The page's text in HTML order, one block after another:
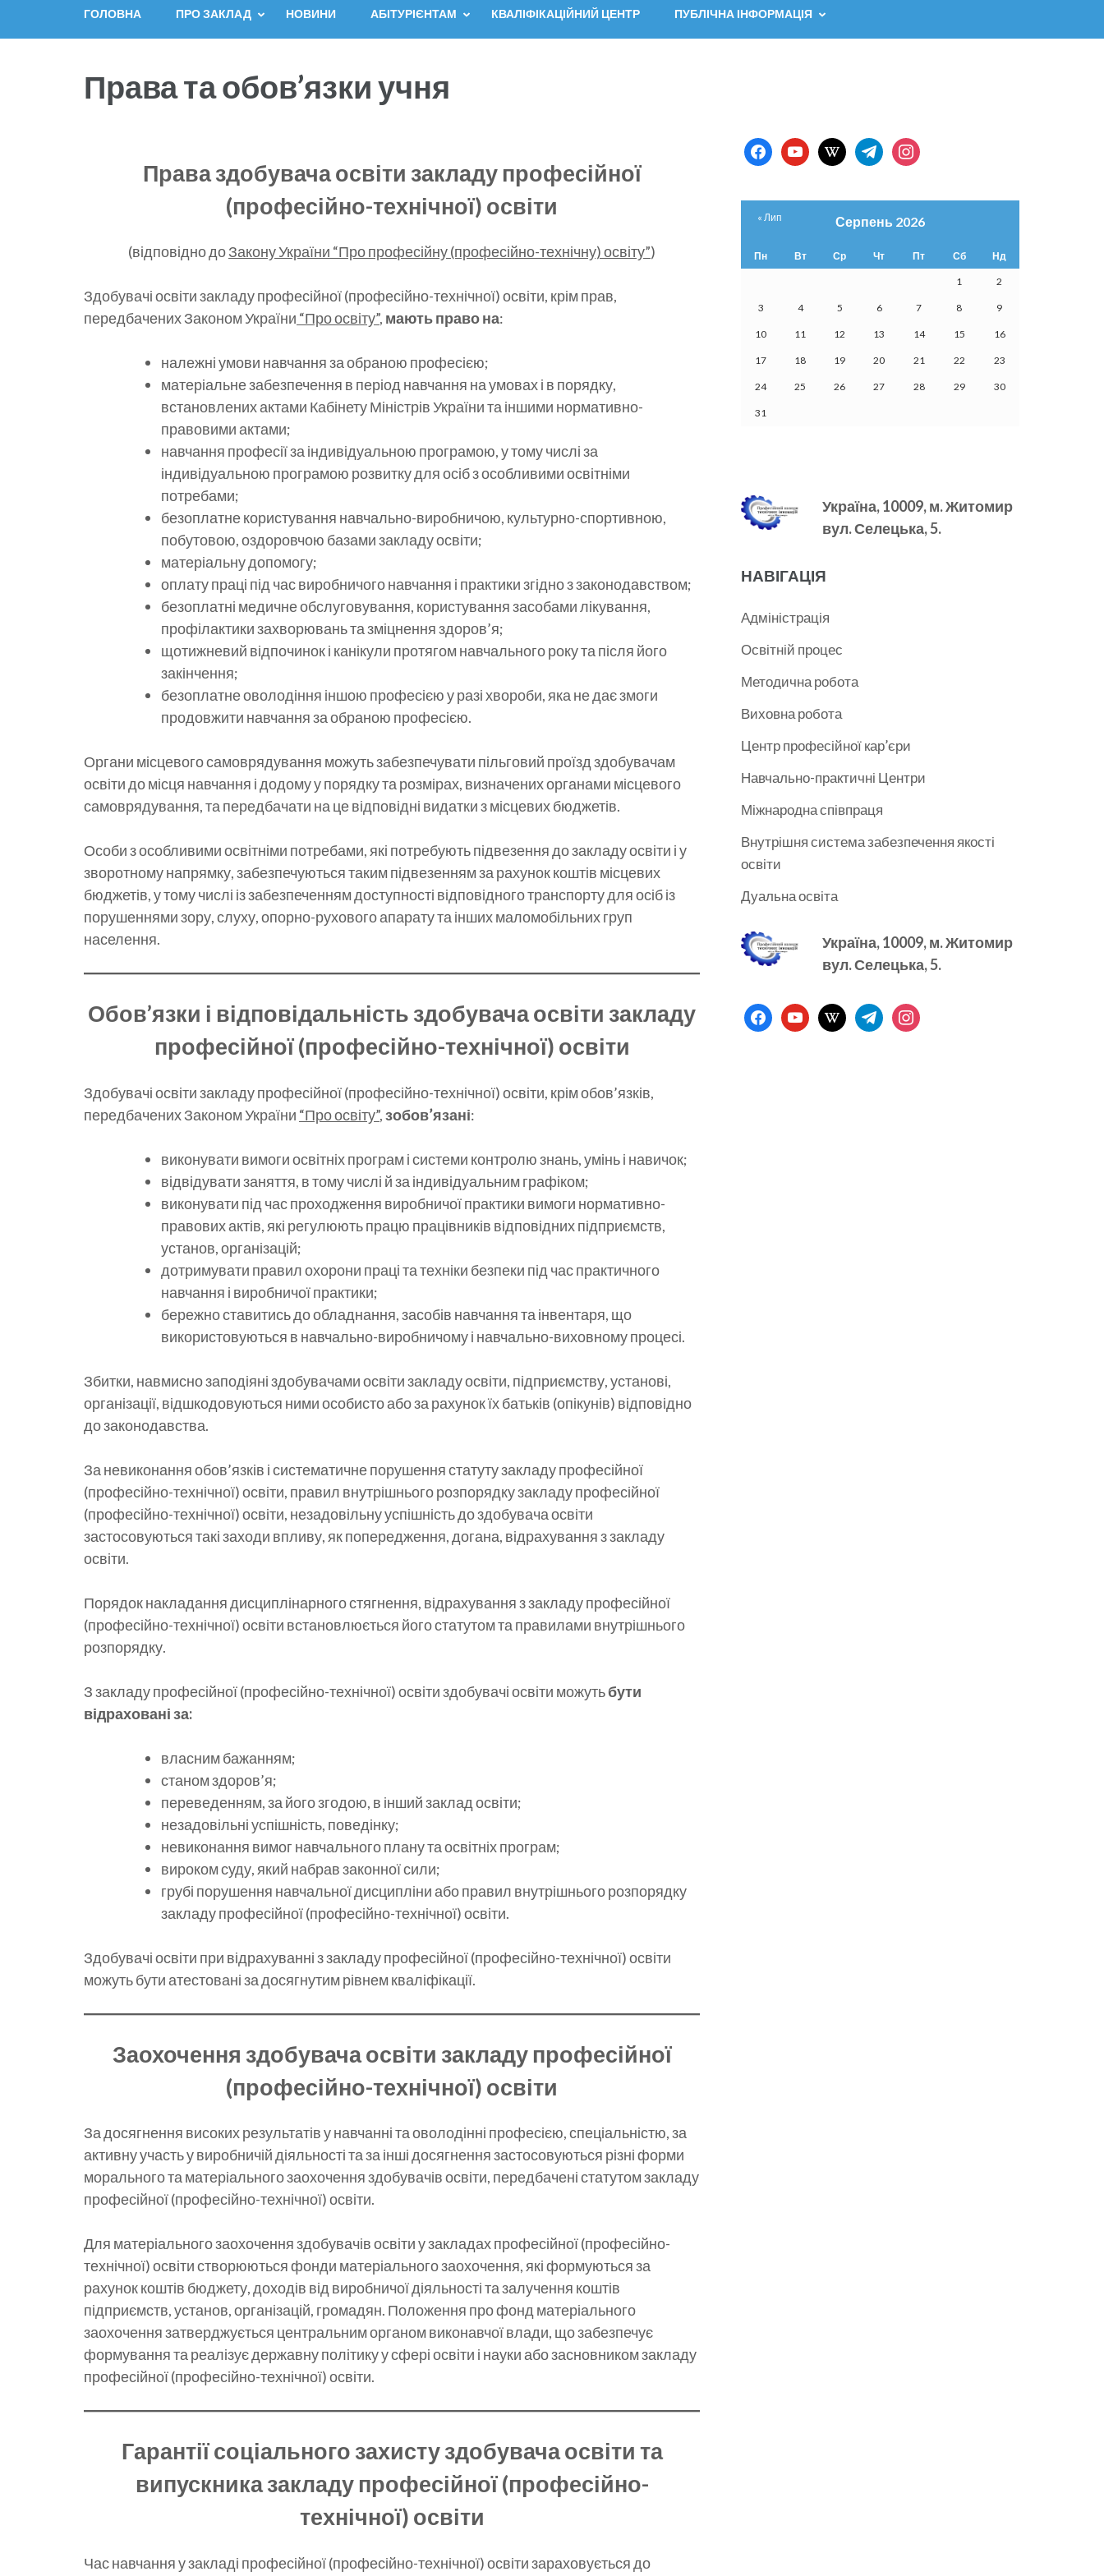
ГОЛОВНА ПРО ЗАКЛАД НОВИНИ АБІТУРІЄНТАМ КВАЛІФІКАЦІЙНИЙ ЦЕНТР ПУБЛІЧНА ІНФОРМАЦІЯ
Права та обов’язки учня
Права здобувача освіти закладу професійної
(професійно-технічної) освіти
(відповідно доЗакону України “Про професійну (професійно-технічну) освіту”)
Здобувачі освіти закладу професійної (професійно-технічної) освіти, крім прав,
передбачених Законом України “Про освіту”, мають право на:
належні умови навчання за обраною професією;
матеріальне забезпечення в період навчання на умовах і в порядку,
встановлених актами Кабінету Міністрів України та іншими нормативно-
правовими актами;
навчання професії за індивідуальною програмою, у тому числі за
індивідуальною програмою розвитку для осіб з особливими освітніми
потребами;
безоплатне користування навчально-виробничою, культурно-спортивною,
побутовою, оздоровчою базами закладу освіти;
матеріальну допомогу;
оплату праці під час виробничого навчання і практики згідно з законодавством;
безоплатні медичне обслуговування, користування засобами лікування,
профілактики захворювань та зміцнення здоров’я;
щотижневий відпочинок і канікули протягом навчального року та після його
закінчення;
безоплатне оволодіння іншою професією у разі хвороби, яка не дає змоги
продовжити навчання за обраною професією.
Органи місцевого самоврядування можуть забезпечувати пільговий проїзд здобувачам
освіти до місця навчання і додому у порядку та розмірах, визначених органами місцевого
самоврядування, та передбачати на це відповідні видатки з місцевих бюджетів.
Особи з особливими освітніми потребами, які потребують підвезення до закладу освіти і у
зворотному напрямку, забезпечуються таким підвезенням за рахунок коштів місцевих
бюджетів, у тому числі із забезпеченням доступності відповідного транспорту для осіб із
порушеннями зору, слуху, опорно-рухового апарату та інших маломобільних груп
населення.
Обов’язки і відповідальність здобувача освіти закладу
професійної (професійно-технічної) освіти
Здобувачі освіти закладу професійної (професійно-технічної) освіти, крім обов’язків,
передбачених Законом України “Про освіту”,зобов’язані:
виконувати вимоги освітніх програм і системи контролю знань, умінь і навичок;
відвідувати заняття, в тому числі й за індивідуальним графіком;
виконувати під час проходження виробничої практики вимоги нормативно-
правових актів, які регулюють працю працівників відповідних підприємств,
установ, організацій;
дотримувати правил охорони праці та техніки безпеки під час практичного
навчання і виробничої практики;
бережно ставитись до обладнання, засобів навчання та інвентаря, що
використовуються в навчально-виробничому і навчально-виховному процесі.
Збитки, навмисно заподіяні здобувачами освіти закладу освіти, підприємству, установі,
організації, відшкодовуються ними особисто або за рахунок їх батьків (опікунів) відповідно
до законодавства.
За невиконання обов’язків і систематичне порушення статуту закладу професійної
(професійно-технічної) освіти, правил внутрішнього розпорядку закладу професійної
(професійно-технічної) освіти, незадовільну успішність до здобувача освіти
застосовуються такі заходи впливу, як попередження, догана, відрахування з закладу
освіти.
Порядок накладання дисциплінарного стягнення, відрахування з закладу професійної
(професійно-технічної) освіти встановлюється його статутом та правилами внутрішнього
розпорядку.
З закладу професійної (професійно-технічної) освіти здобувачі освіти можутьбути
відраховані за:
власним бажанням;
станом здоров’я;
переведенням, за його згодою, в інший заклад освіти;
незадовільні успішність, поведінку;
невиконання вимог навчального плану та освітніх програм;
вироком суду, який набрав законної сили;
грубі порушення навчальної дисципліни або правил внутрішнього розпорядку
закладу професійної (професійно-технічної) освіти.
Здобувачі освіти при відрахуванні з закладу професійної (професійно-технічної) освіти
можуть бути атестовані за досягнутим рівнем кваліфікації.
Заохочення здобувача освіти закладу професійної
(професійно-технічної) освіти
За досягнення високих результатів у навчанні та оволодінні професією, спеціальністю, за
активну участь у виробничій діяльності та за інші досягнення застосовуються різні форми
морального та матеріального заохочення здобувачів освіти, передбачені статутом закладу
професійної (професійно-технічної) освіти.
Для матеріального заохочення здобувачів освіти у закладах професійної (професійно-
технічної) освіти створюються фонди матеріального заохочення, які формуються за
рахунок коштів бюджету, доходів від виробничої діяльності та залучення коштів
підприємств, установ, організацій, громадян. Положення про фонд матеріального
заохочення затверджується центральним органом виконавчої влади, що забезпечує
формування та реалізує державну політику у сфері освіти і науки або засновником закладу
професійної (професійно-технічної) освіти.
Гарантії соціального захисту здобувача освіти та
випускника закладу професійної (професійно-
технічної) освіти
Час навчання у закладі професійної (професійно-технічної) освіти зараховується до
facebookyoutubewikipediatelegraminstagram
Серпень 2026
Пн Вт Ср Чт Пт Сб Нд
1 2
3 4 5 6 7 8 9
10 11 12 13 14 15 16
17 18 19 20 21 22 23
24 25 26 27 28 29 30
31
« Лип
Україна, 10009, м.Житомир
вул. Селецька, 5.
НАВІГАЦІЯ
Адміністрація
Освітній процес
Методична робота
Виховна робота
Центр професійної кар’єри
Навчально-практичні Центри
Міжнародна співпраця
Внутрішня система забезпечення якості
освіти
Дуальна освіта
Україна, 10009, м.Житомир
вул. Селецька, 5.
facebookyoutubewikipediatelegraminstagram